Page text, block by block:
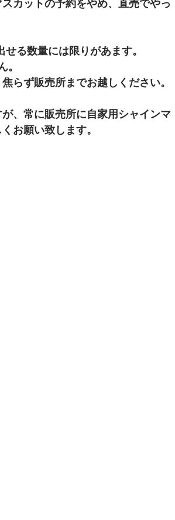
カットの予約をやめ、直売でやっ
る数量には限りがあます。
らず販売所までお越しください。
、常に販売所に自家用シャインマ
お願い致します。